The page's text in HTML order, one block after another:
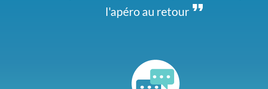
l'apéro au retour
nous signe si vous y allez aussi